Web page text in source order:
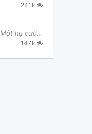
241k
Tone gốc A: Capo 2 Vòng hợp âm [G] [D] [Em] [C] Một nụ cười luôn [G]hé, Thế Giới vẫn [D]quay Còn
147k